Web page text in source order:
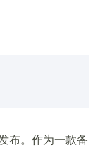
布。作为一款备